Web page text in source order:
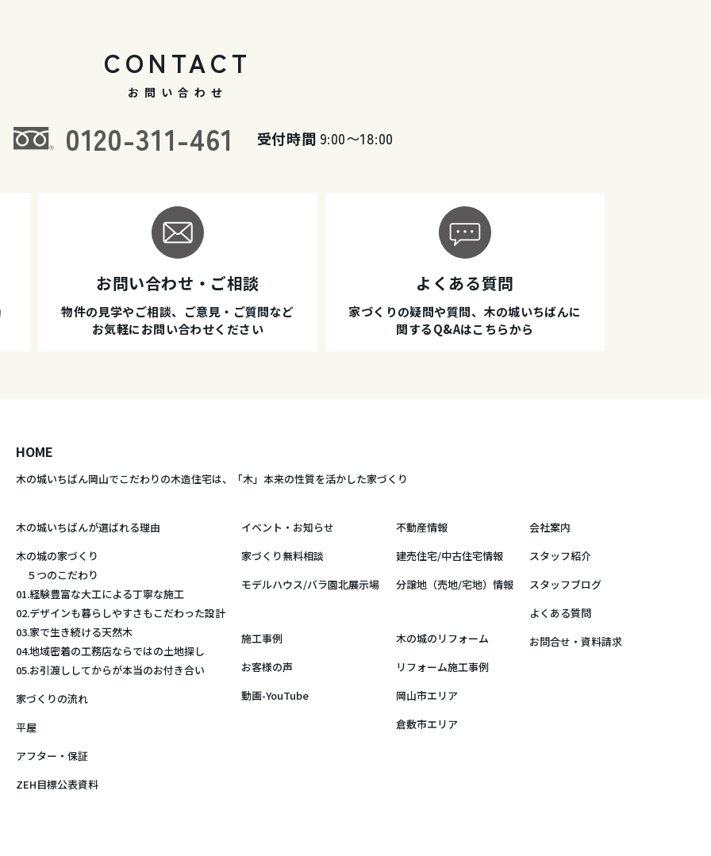
CONTACT
お問い合わせ
0120-311-461 受付時間 9:00〜18:00
お問い合わせ・ご相談
物件の見学やご相談、ご意見・ご質問など
お気軽にお問い合わせください
よくある質問
家づくりの疑問や質問、木の城いちばんに
関するQ&Aはこちらから
HOME
木の城いちばん岡山でこだわりの木造住宅は、 「木」本来の性質を活かした家づくり
木の城いちばんが選ばれる理由
木の城の家づくり
５つのこだわり
01.経験豊富な大工による丁寧な施工
02.デザインも暮らしやすさもこだわった設計
03.家で生き続ける天然木
04.地域密着の工務店ならではの土地探し
05.お引渡ししてからが本当のお付き合い
家づくりの流れ
平屋
アフター・保証
ZEH目標公表資料
イベント・お知らせ
家づくり無料相談
モデルハウス/バラ園北展示場
施工事例
お客様の声
動画-YouTube
不動産情報
建売住宅/中古住宅情報
分譲地（売地/宅地）情報
木の城のリフォーム
リフォーム施工事例
岡山市エリア
倉敷市エリア
会社案内
スタッフ紹介
スタッフブログ
よくある質問
お問合せ・資料請求